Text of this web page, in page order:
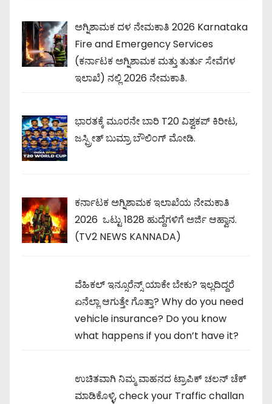
ಅಗ್ನಿಶಾಮಕ ದಳ ನೇಮಕಾತಿ 2026 Karnataka
Fire and Emergency Services
(ಕರ್ನಾಟಕ ಅಗ್ನಿಶಾಮಕ ಮತ್ತು ತುರ್ತು ಸೇವೆಗಳ
ಇಲಾಖೆ) ನಲ್ಲಿ 2026 ನೇಮಕಾತಿ.
ಭಾರತಕ್ಕೆ ಮೂರನೇ ಬಾರಿ T20 ವಿಶ್ವಕಪ್ ಕಿರೀಟ,
ಜಸ್ಪ್ರೀತ್ ಬುಮ್ರಾ ಬೌಲಿಂಗ್ ಮೋಡಿ.
ಕರ್ನಾಟಕ ಅಗ್ನಿಶಾಮಕ ಇಲಾಖೆಯ ನೇಮಕಾತಿ
2026 ಒಟ್ಟು 1828 ಹುದ್ದೆಗಳಿಗೆ ಅರ್ಜಿ ಆಹ್ವಾನ.
(TV2 NEWS KANNADA)
ವೆಹಿಕಲ್ ಇನ್ಸೂರೆನ್ಸ್ ಯಾಕೇ ಬೇಕು? ಇಲ್ಲದಿದ್ದರೆ
ಏನೆಲ್ಲಾ ಆಗುತ್ತೇ ಗೊತ್ತಾ? Why do you need
vehicle insurance? Do you know
what happens if you don’t have it?
ಉಚಿತವಾಗಿ ನಿಮ್ಮ ವಾಹನದ ಟ್ರಾಪಿಕ್ ಚಲನ್ ಚೆಕ್
ಮಾಡಿಕೊಳ್ಳಿ, check your Traffic challan